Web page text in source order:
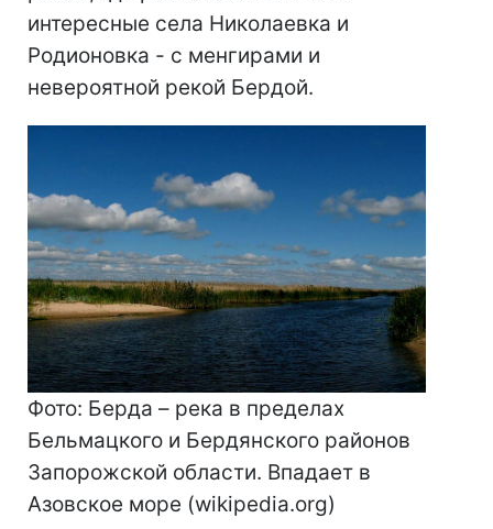
интересные села Николаевка и
Родионовка - с менгирами и
невероятной рекой Бердой.
Фото: Берда – река в пределах
Бельмацкого и Бердянского районов
Запорожской области. Впадает в
Азовское море (wikipedia.org)